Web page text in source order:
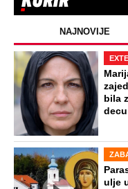
NAJNOVIJE
bila
ulje